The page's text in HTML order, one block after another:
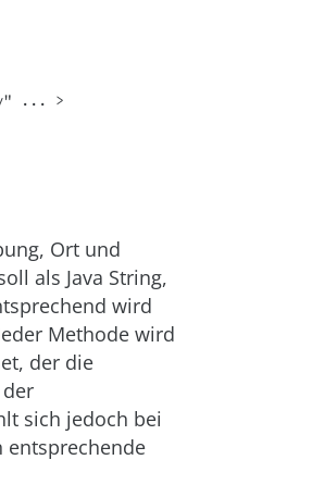
Ort und
als Java String,
wird
Methode wird
der die
sich jedoch bei
entsprechende